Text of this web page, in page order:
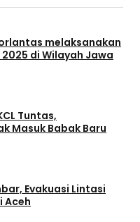
melaksanakan
di Wilayah Jawa
Tuntas,
Masuk Babak Baru
Evakuasi Lintasi
Aceh